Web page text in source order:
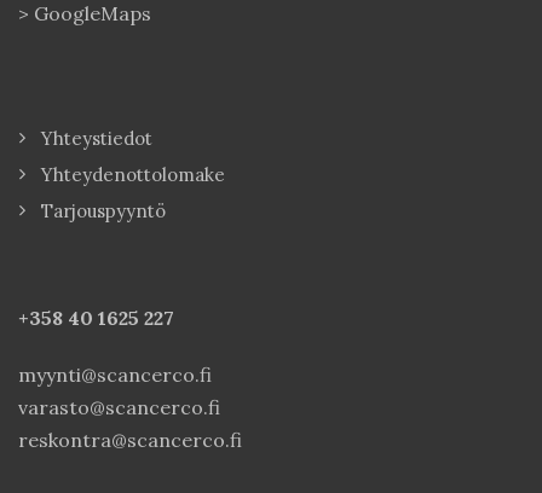
> GoogleMaps
Yhteystiedot
Yhteydenottolomake
Tarjouspyyntö
+358 40 1625 227
myynti@scancerco.fi
varasto@scancerco.fi
reskontra@scancerco.fi